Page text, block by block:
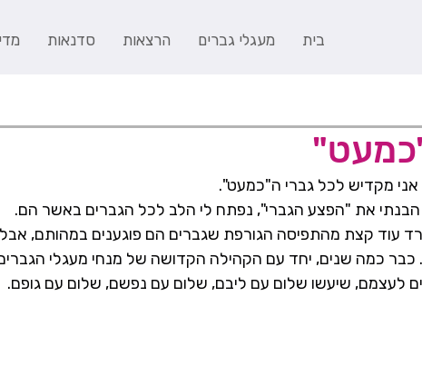
בית מעגלי גברים הרצאות סדנאות
מקדיש לכל גברי ה"כמעט".
הבנתי את "הפצע הגברי", נפתח לי הלב לכל הגברים באשר הם.
עוד קצת מהתפיסה הגורפת שגברים הם פוגענים במהותם,
כמה שנים, יחד עם הקהילה הקדושה של מנחי מעגלי
לעצמם, שיעשו שלום עם ליבם, שלום עם נפשם, שלום עם גופם.